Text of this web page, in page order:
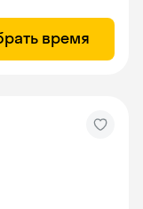
время